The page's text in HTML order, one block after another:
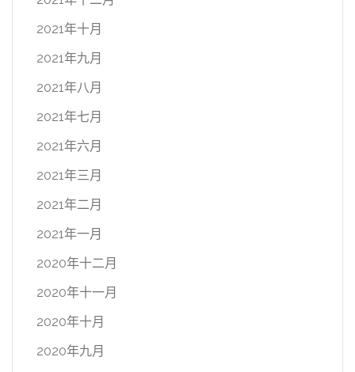
2021年十月
2021年九月
2021年八月
2021年七月
2021年六月
2021年三月
2021年二月
2021年一月
2020年十二月
2020年十一月
2020年十月
2020年九月